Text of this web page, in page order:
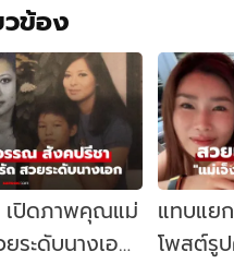
วข้อง
เปิดภาพคุณแม่
ระดับนางเอก
แทบแย
โพสต์รู